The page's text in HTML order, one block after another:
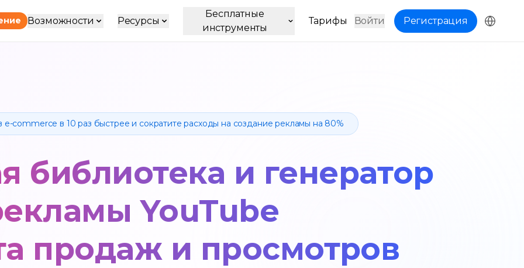
Возможности Ресурсы
Бесплатные
инструменты
Тарифы Войти Регистрация
e-commerce в 10 раз быстрее и сократите расходы на создание рекламы на 80%
библиотека и генератор
YouTube
продаж и просмотров